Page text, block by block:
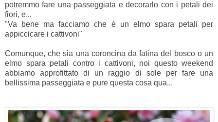
potremmo fare una passeggiata e decorarlo con i petali dei
fiori, e...
"Va bene ma facciamo che è un elmo spara petali per
appiccicare i cattivoni"
Comunque, che sia una coroncina da fatina del bosco o un
elmo spara petali contro i cattivoni, noi questo weekend
abbiamo approfittato di un raggio di sole per fare una
bellissima passeggiata e pure questa cosa qua...